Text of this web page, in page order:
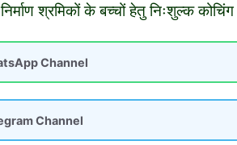
श्रमिकों के बच्चों हेतु निःशुल्क
Channel
Channel